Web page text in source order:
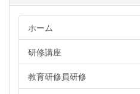
ホーム
研修講座
教育研修員研修